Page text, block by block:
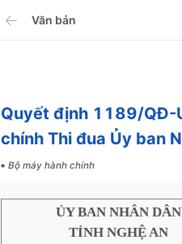
Văn bản
Quyết định 1189/QĐ-
chính Thi đua Ủy ban
Bộ máy hành chính
ỦY BAN NHÂN DÂN
TỈNH NGHỆ AN